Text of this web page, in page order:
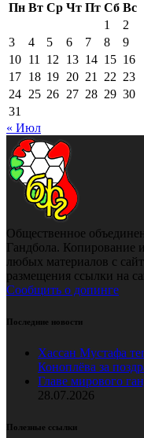
Пн Вт Ср Чт Пт Сб Вс
1
2
3
4 5 6 7 8
9
10 11 12 13 14 15 16
17 18 19 20 21 22 23
24 25 26 27 28 29 30
31
« Июл
Общественное
Гандбола. Копирование
любых материалов с
размещения ссылки на
Сообщить о допинге
Последние новости
Хассан Мустафа
Коноплёва за
Главе мирового
28.07.2026
Полезные ссылки